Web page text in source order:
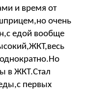
и время от
очень
едой вообще
в ЖКТ.Стал
первых